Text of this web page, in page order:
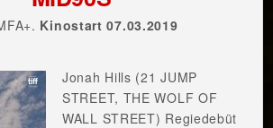
Kinostart 07.03.2019
Jonah Hills (21 JUMP
STREET, THE WOLF OF
WALL STREET) Regiedebüt